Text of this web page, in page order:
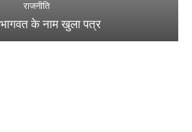
राजनीति
के नाम खुला पत्र